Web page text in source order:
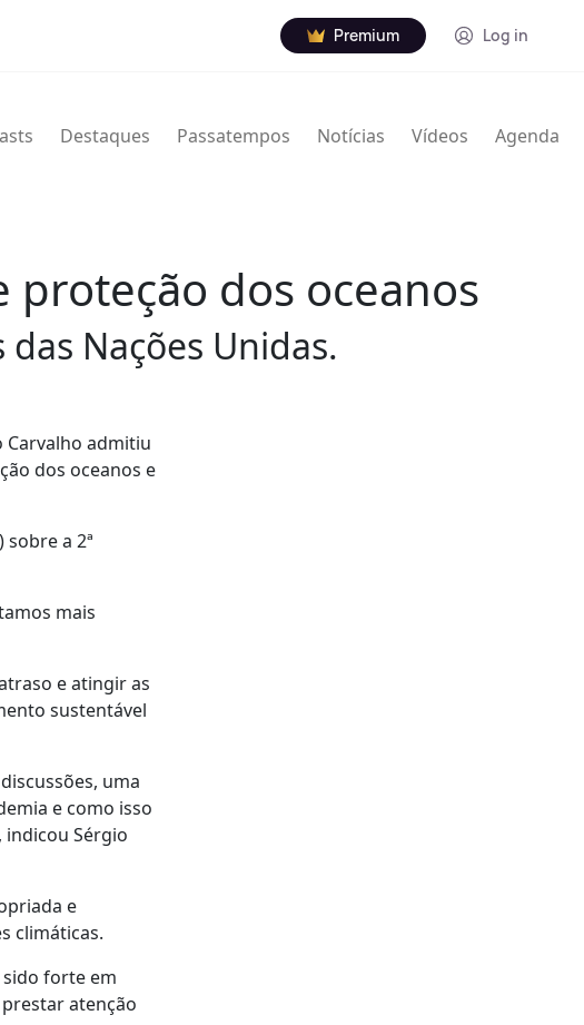
Premium Log in
Destaques Passatempos Notícias Vídeos Agenda
proteção dos oceanos
Nações Unidas.
Carvalho admitiu
dos oceanos e
a 2ª
mais
e atingir as
sustentável
uma
e como isso
Sérgio
e
climáticas.
forte em
atenção